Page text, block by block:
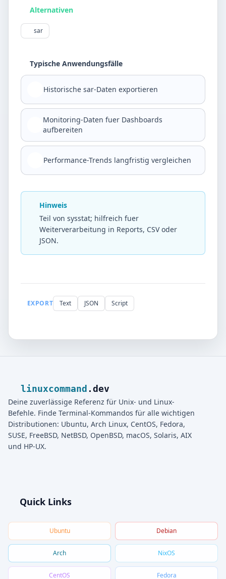
Alternativen
sar
Typische Anwendungsfälle
Historische sar-Daten exportieren
Monitoring-Daten fuer Dashboards
aufbereiten
Performance-Trends langfristig vergleichen
Hinweis
Teil von sysstat; hilfreich fuer
Weiterverarbeitung in Reports, CSV oder
JSON.
EXPORT Text JSON Script
linuxcommand .dev
Deine zuverlässige Referenz für Unix- und Linux-
Befehle. Finde Terminal-Kommandos für alle wichtigen
Distributionen: Ubuntu, Arch Linux, CentOS, Fedora,
SUSE, FreeBSD, NetBSD, OpenBSD, macOS, Solaris, AIX
und HP-UX.
Quick Links
Ubuntu Debian
Arch NixOS
CentOS Fedora